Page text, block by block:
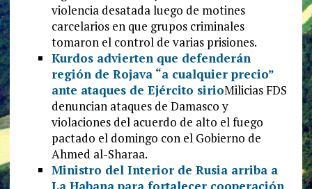
violencia desatada luego de motines
carcelarios en que grupos criminales
tomaron el control de varias prisiones.
Kurdos advierten que defenderán
región de Rojava “a cualquier precio”
ante ataques de Ejército sirioMilicias FDS
denuncian ataques de Damasco y
violaciones del acuerdo de alto el fuego
pactado el domingo con el Gobierno de
Ahmed al-Sharaa.
Ministro del Interior de Rusia arriba a
La Habana para fortalecer cooperación